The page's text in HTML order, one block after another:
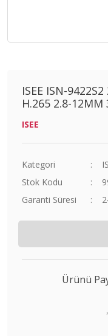
ISEE ISN-
H.265 2.8-
ISEE
Kategori
Stok Kodu
Garanti Süresi
Ürünü